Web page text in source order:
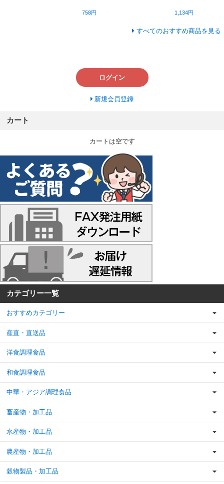
758円 1,134円
すべてのおすすめ商品を見る
ログイン
新規会員登録
カート
カートは空です
カテゴリー一覧
おすすめカテゴリー
産直・直送品
洋食調理食品
和食調理食品
中華・アジア調理食品
畜産物・加工品
水産物・加工品
農産物・加工品
穀物製品・加工品